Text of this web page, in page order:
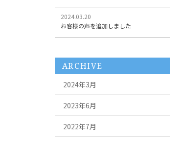
2024.03.20
お客様の声を追加しました
ARCHIVE
2024年3月
2023年6月
2022年7月